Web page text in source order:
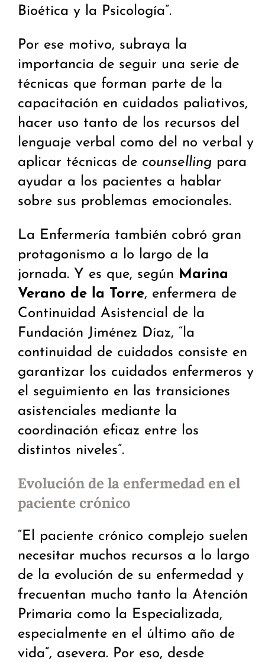
Bioética y la Psicología”.
Por ese motivo, subraya la
importancia de seguir una serie de
técnicas que forman parte de la
capacitación en cuidados paliativos,
hacer uso tanto de los recursos del
lenguaje verbal como del no verbal y
aplicar técnicas de counselling para
ayudar a los pacientes a hablar
sobre sus problemas emocionales.
La Enfermería también cobró gran
protagonismo a lo largo de la
jornada. Y es que, según Marina
Verano de la Torre, enfermera de
Continuidad Asistencial de la
Fundación Jiménez Díaz, “la
continuidad de cuidados consiste en
garantizar los cuidados enfermeros y
el seguimiento en las transiciones
asistenciales mediante la
coordinación eficaz entre los
distintos niveles”.
Evolución de la enfermedad en el
paciente crónico
“El paciente crónico complejo suelen
necesitar muchos recursos a lo largo
de la evolución de su enfermedad y
frecuentan mucho tanto la Atención
Primaria como la Especializada,
especialmente en el último año de
vida”, asevera. Por eso, desde